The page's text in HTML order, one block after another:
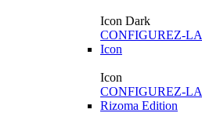
Icon Dark
CONFIGUREZ-LA
Icon
Icon
CONFIGUREZ-LA
Rizoma Edition